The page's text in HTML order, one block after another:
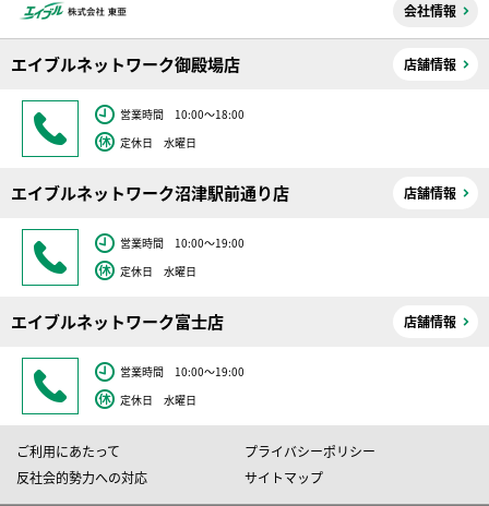
会社情報
エイブルネットワーク御殿場店 店舗情報
営業時間 10:00～18:00
定休日 水曜日
エイブルネットワーク沼津駅前通り店 店舗情報
営業時間 10:00～19:00
定休日 水曜日
エイブルネットワーク富士店 店舗情報
営業時間 10:00～19:00
定休日 水曜日
ご利用にあたって
プライバシーポリシー
反社会的勢力への対応
サイトマップ